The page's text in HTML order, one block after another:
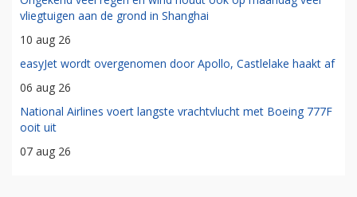
vliegtuigen aan de grond in Shanghai
10 aug 26
easyJet wordt overgenomen door Apollo, Castlelake haakt af
06 aug 26
National Airlines voert langste vrachtvlucht met Boeing 777F
ooit uit
07 aug 26